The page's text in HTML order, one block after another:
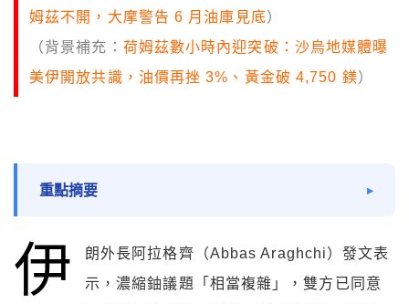
姆茲不開，大摩警告 6 月油庫見底）
（背景補充： 荷姆茲數小時內迎突破：沙烏地媒體曝
美伊開放共識，油價再挫 3%、黃金破 4,750 鎂）
重點摘要
伊
朗外長阿拉格齊（Abbas Araghchi）發文表
示，濃縮鈾議題「相當複雜」，雙方已同意